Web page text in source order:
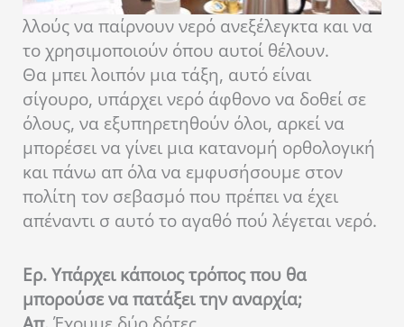
λλούς να παίρνουν νερό ανεξέλεγκτα και να
το χρησιμοποιούν όπου αυτοί θέλουν.
Θα μπει λοιπόν μια τάξη, αυτό είναι
σίγουρο, υπάρχει νερό άφθονο να δοθεί σε
όλους, να εξυπηρετηθούν όλοι, αρκεί να
μπορέσει να γίνει μια κατανομή ορθολογική
και πάνω απ όλα να εμφυσήσουμε στον
πολίτη τον σεβασμό που πρέπει να έχει
απέναντι σ αυτό το αγαθό πού λέγεται νερό.
Ερ. Υπάρχει κάποιος τρόπος που θα
μπορούσε να πατάξει την αναρχία;